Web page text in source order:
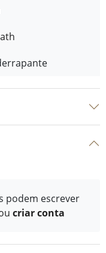
podem escrever
criar conta